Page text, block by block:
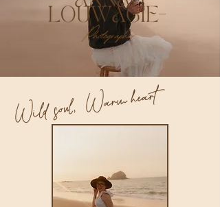
Wild soul, Warm heart